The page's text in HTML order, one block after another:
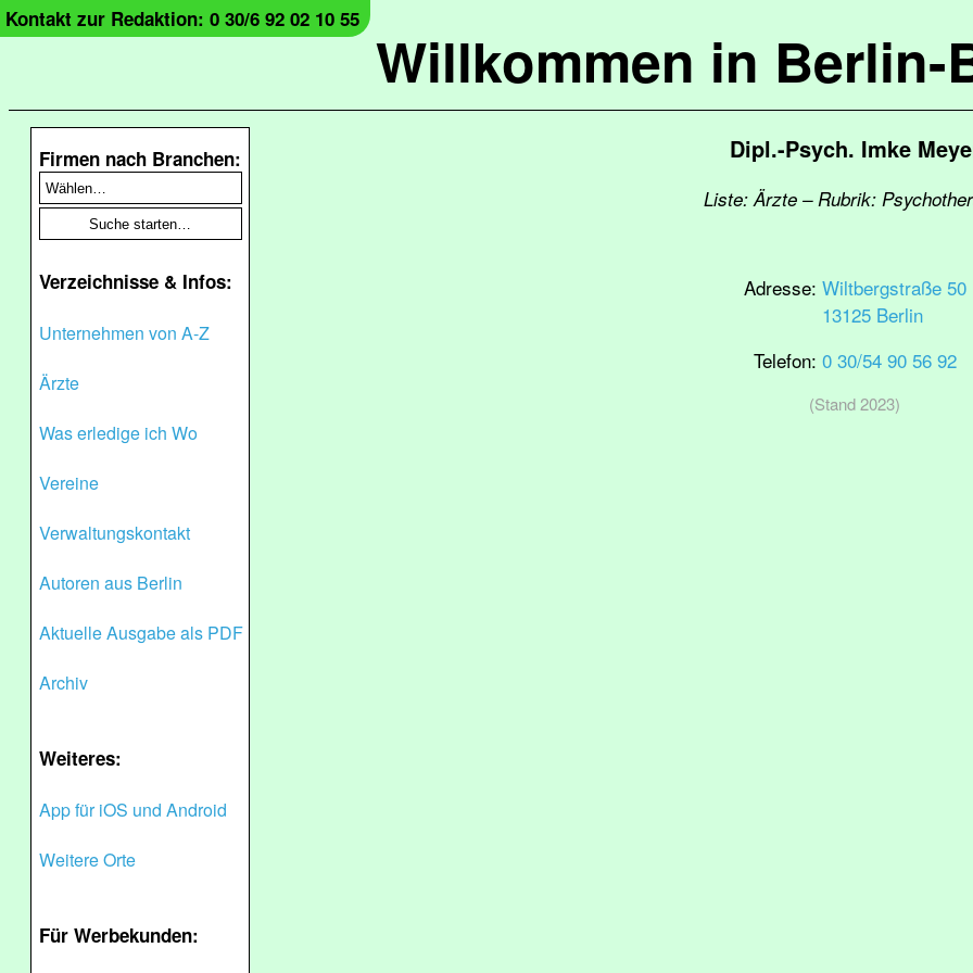
Willkommen in Berlin-
Kontakt zur Redaktion: 0 30/6 92 02 10 55
Firmen nach Branchen:
Verzeichnisse & Infos:
Unternehmen von A-Z
Ärzte
Was erledige ich Wo
Vereine
Verwaltungskontakt
Autoren aus Berlin
Aktuelle Ausgabe als PDF
Archiv
Weiteres:
App für iOS und Android
Weitere Orte
Für Werbekunden:
Dipl.-Psych. Imke
Liste: Ärzte – Rubrik:
Adresse: Wiltbergstraße 50
13125 Berlin
Telefon: 0 30/54 90 56 92
(Stand 2023)